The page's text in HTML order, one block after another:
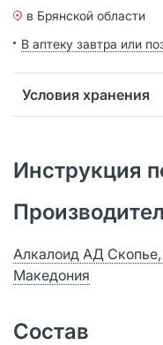
в Брянской области
В аптеку завтра или
Условия хранения
Инструкция
Алкалоид АД
Македония
Состав